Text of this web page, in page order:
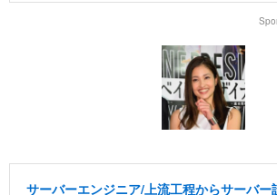
サーバーエンジニア/上流工程からサーバー